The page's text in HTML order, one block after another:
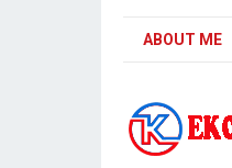
ABOUT ME